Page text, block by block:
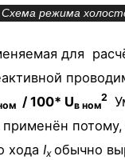
режима
для
/ 100* Uв ном
2
потому,
хода Iх обычно